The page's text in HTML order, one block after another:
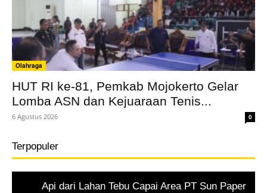
Olahraga
HUT RI ke-81, Pemkab Mojokerto Gelar
Lomba ASN dan Kejuaraan Tenis...
6 Agustus 2026 0
Terpopuler
Api dari Lahan Tebu Capai Area PT Sun Paper